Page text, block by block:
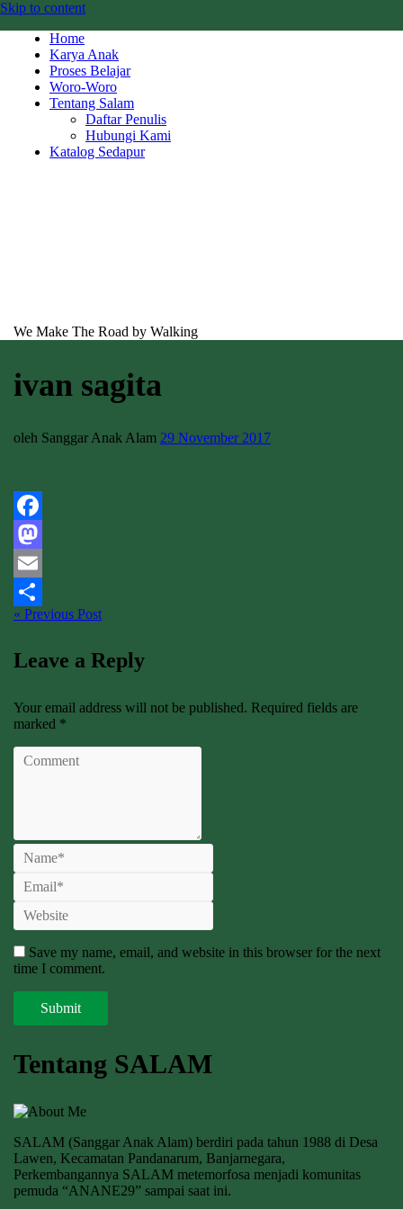
Skip to content
Home
Karya Anak
Proses Belajar
Woro-Woro
Tentang Salam
Daftar Penulis
Hubungi Kami
Katalog Sedapur
We Make The Road by Walking
ivan sagita
oleh Sanggar Anak Alam 29 November 2017
Facebook
Mastodon
Email
Share
« Previous Post
Leave a Reply
Your email address will not be published. Required fields are
marked *
Save my name, email, and website in this browser for the next
time I comment.
Tentang SALAM
SALAM (Sanggar Anak Alam) berdiri pada tahun 1988 di Desa
Lawen, Kecamatan Pandanarum, Banjarnegara,
Perkembangannya SALAM metemorfosa menjadi komunitas
pemuda “ANANE29” sampai saat ini.